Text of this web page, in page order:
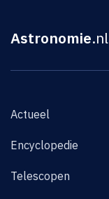
Astronomie.nl
Actueel
Encyclopedie
Telescopen